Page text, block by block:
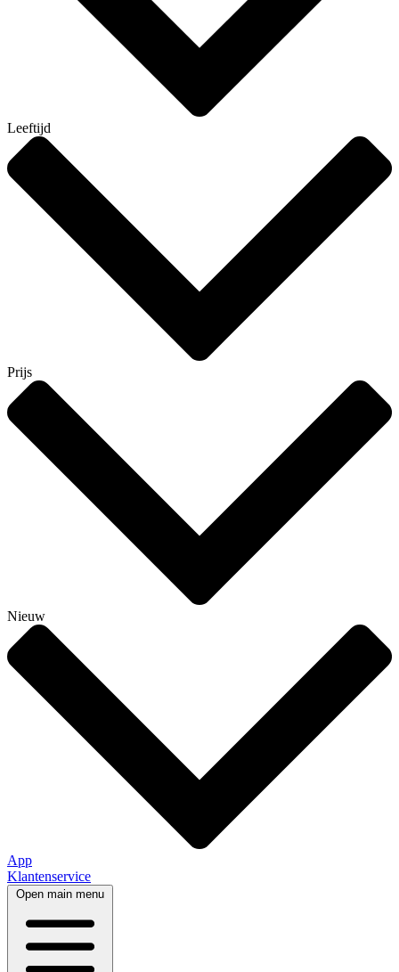
Leeftijd
Prijs
Nieuw
App
Klantenservice
Open main menu